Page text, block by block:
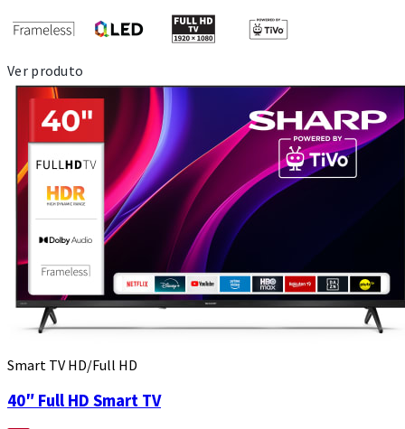
Ver produto
Smart TV HD/Full HD
40″ Full HD Smart TV